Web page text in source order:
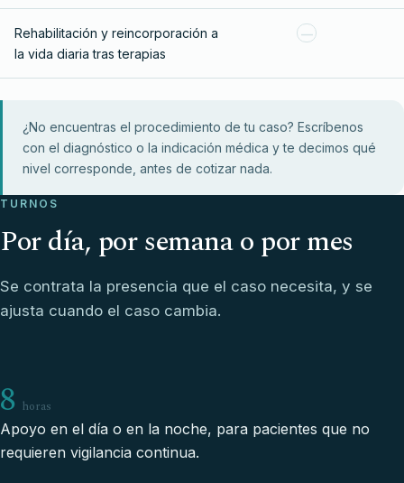
Rehabilitación y reincorporación a
la vida diaria tras terapias
—
¿No encuentras el procedimiento de tu caso? Escríbenos
con el diagnóstico o la indicación médica y te decimos qué
nivel corresponde, antes de cotizar nada.
TURNOS
Por día, por semana o por mes
Se contrata la presencia que el caso necesita, y se
ajusta cuando el caso cambia.
8 horas
Apoyo en el día o en la noche, para pacientes que no
requieren vigilancia continua.